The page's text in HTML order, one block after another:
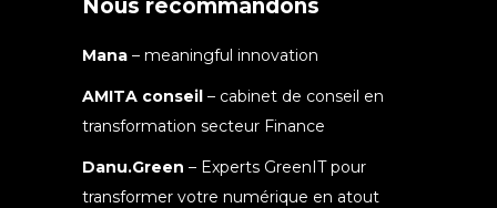
Nous recommandons
Mana – meaningful innovation
AMITA conseil – cabinet de conseil en
transformation secteur Finance
Danu.Green – Experts GreenIT pour
transformer votre numérique en atout